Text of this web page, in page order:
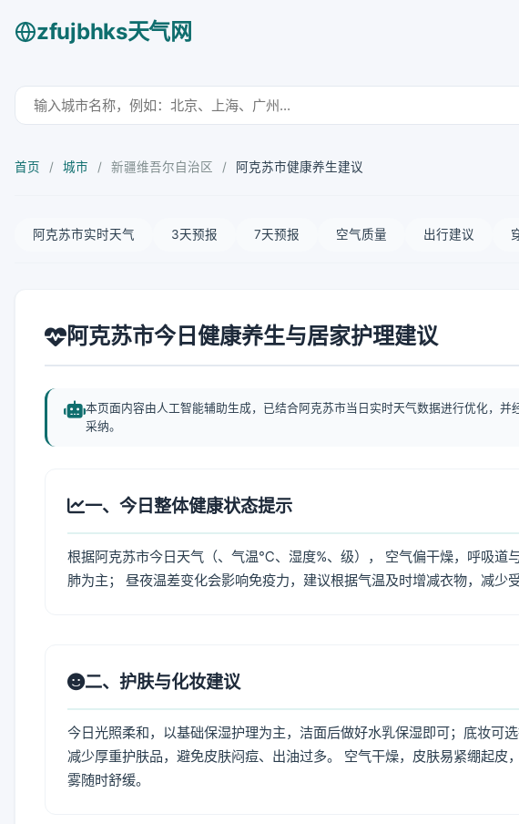
zfujbhks天气网
首页 / 城市 / 新疆维吾尔自治区 / 阿克苏市健康养生建议
阿克苏市实时天气 3天预报 7天预报 空气质量 出行建议
阿克苏市今日健康养生与居家护理建议
本页面内容由人工智能辅助生成，已结合阿克苏市当日实时天气数据进行优化，
采纳。
一、今日整体健康状态提示
根据阿克苏市今日天气（、气温℃、湿度%、级）， 空气偏干燥，呼吸道
肺为主； 昼夜温差变化会影响免疫力，建议根据气温及时增减衣物，减少受
二、护肤与化妆建议
今日光照柔和，以基础保湿护理为主，洁面后做好水乳保湿即可；底妆可
减少厚重护肤品，避免皮肤闷痘、出油过多。 空气干燥，皮肤易紧绷起
雾随时舒缓。